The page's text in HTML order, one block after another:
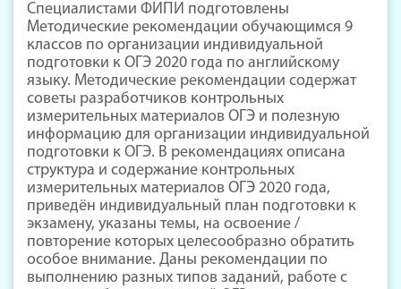
Специалистами ФИПИ подготовлены
Методические рекомендации обучающимся 9
классов по организации индивидуальной
подготовки к ОГЭ 2020 года по английскому
языку. Методические рекомендации содержат
советы разработчиков контрольных
измерительных материалов ОГЭ и полезную
информацию для организации индивидуальной
подготовки к ОГЭ. В рекомендациях описана
структура и содержание контрольных
измерительных материалов ОГЭ 2020 года,
приведён индивидуальный план подготовки к
экзамену, указаны темы, на освоение /
повторение которых целесообразно обратить
особое внимание. Даны рекомендации по
выполнению разных типов заданий, работе с